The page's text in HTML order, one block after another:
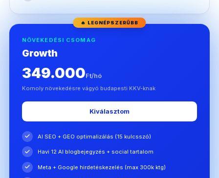
🔥 LEGNÉPSZERŰBB
NÖVEKEDÉSI CSOMAG
Growth
349.000Ft/hó
Komoly növekedésre vágyó budapesti KKV-knak
Kiválasztom
AI SEO + GEO optimalizálás (15 kulcsszó)
Havi 12 AI blogbejegyzés + social tartalom
Meta + Google hirdetéskezelés (max 300k ktg)